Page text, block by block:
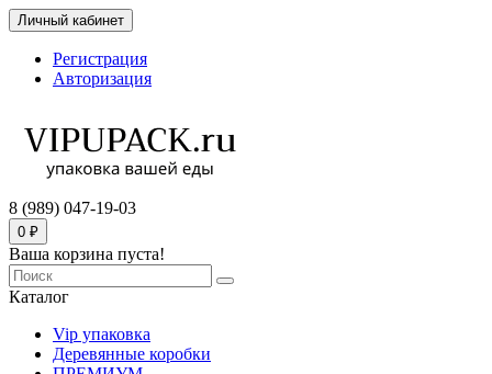
Личный кабинет
Регистрация
Авторизация
8 (989) 047-19-03
0 ₽
Ваша корзина пуста!
Каталог
Vip упаковка
Деревянные коробки